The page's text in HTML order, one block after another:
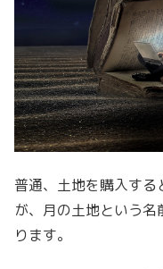
普通、土地を購入す
が、月の土地という
ります。